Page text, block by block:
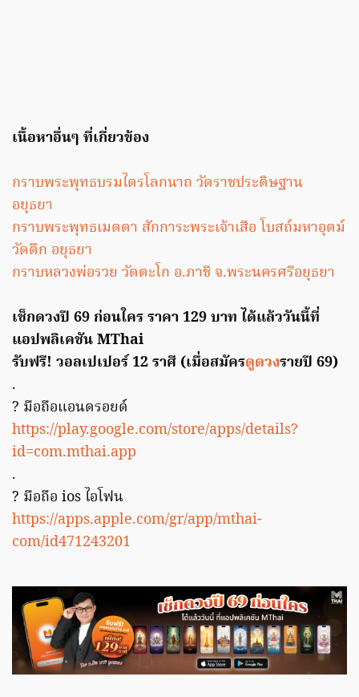
เนื้อหาอื่นๆ ที่เกี่ยวข้อง
กราบพระพุทธบรมไตรโลกนาถ วัดราชประดิษฐาน
อยุธยา
กราบพระพุทธเมตตา สักการะพระเจ้าเสือ โบสถ์มหาอุตม์
วัดตึก อยุธยา
กราบหลวงพ่อรวย วัดตะโก อ.ภาชี จ.พระนครศรีอยุธยา
เช็กดวงปี 69 ก่อนใคร ราคา 129 บาท ได้แล้ววันนี้ที่
แอปพลิเคชัน MThai
รับฟรี! วอลเปเปอร์ 12 ราศี (เมื่อสมัครดูดวงรายปี 69)
.
? มือถือแอนดรอยด์
https://play.google.com/store/apps/details?
id=com.mthai.app
.
? มือถือ ios ไอโฟน
https://apps.apple.com/gr/app/mthai-
com/id471243201